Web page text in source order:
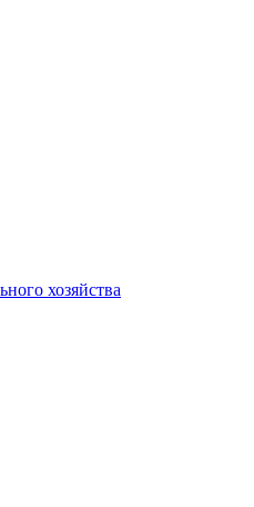
хозяйства